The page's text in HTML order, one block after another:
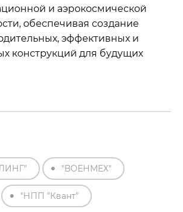
"ВОЕНМЕХ"
"НПП "Квант"
и аэрокосмической
обеспечивая создание
эффективных и
конструкций для будущих